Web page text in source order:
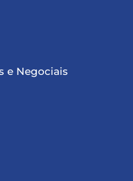
e Negociais